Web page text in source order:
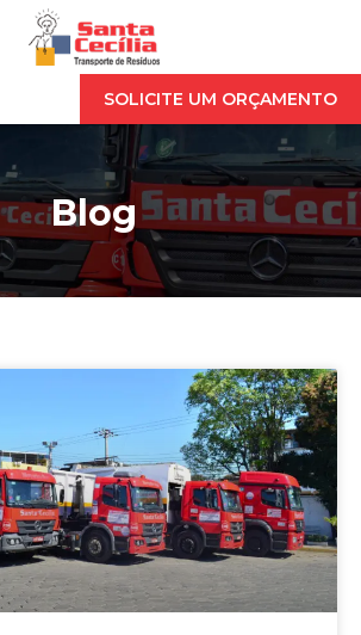
SOLICITE UM ORÇAMENTO
Blog